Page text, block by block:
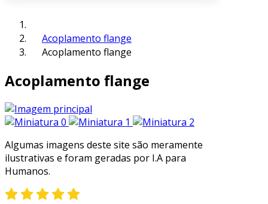
Acoplamento flange
Acoplamento flange
Acoplamento flange
Algumas imagens deste site são meramente
ilustrativas e foram geradas por I.A para
Humanos.